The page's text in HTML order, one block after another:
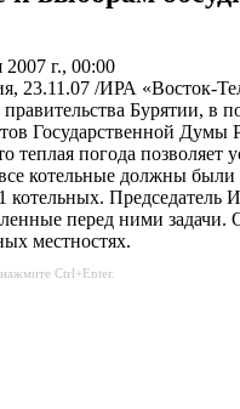
2007 г., 00:00
23.11.07 /ИРА «Восток-
Бурятии, в
Государственной
теплая погода
котельные должны
котельных.
перед ними
местностях.
Ctrl+Enter.